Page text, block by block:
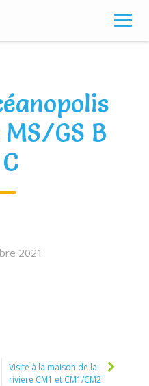
MS/GS B
2021
Visite à la maison de la
rivière CM1 et CM1/CM2